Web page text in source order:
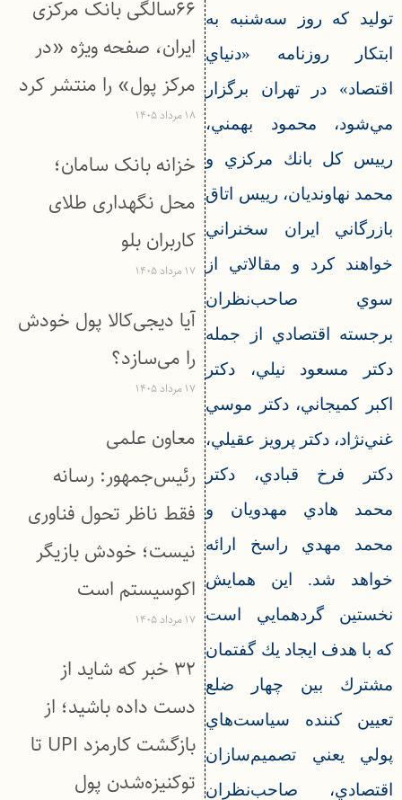
توليد كه روز سه‌شنبه به
ابتكار روزنامه «دنياي
اقتصاد» در تهران برگزار
مي‌شود، محمود بهمني،
رييس كل بانك مركزي و
محمد نهاونديان، رييس اتاق
بازرگاني ايران سخنراني
خواهند كرد و مقالاتي از
سوي صاحب‌نظران
برجسته اقتصادي از جمله
دكتر مسعود نيلي، دكتر
اكبر كميجاني، دكتر موسي
غني‌نژاد، دكتر پرويز عقيلي،
دكتر فرخ قبادي، دكتر
محمد هادي مهدويان و
محمد مهدي راسخ ارائه
خواهد شد. اين همايش
نخستين گردهمايي است
كه با هدف ايجاد يك گفتمان
مشترك بين چهار ضلع
تعيين كننده سياست‌هاي
پولي يعني تصميم‌سازان
اقتصادي، صاحب‌نظران
۶۶سالگی بانک مرکزی
ایران، صفحه ویژه «در
مرکز پول» را منتشر کرد
۱۸ مرداد ۱۴۰۵
خزانه بانک سامان؛
محل نگهداری طلای
کاربران بلو
۱۷ مرداد ۱۴۰۵
آیا دیجی‌کالا پول خودش
را می‌سازد؟
۱۷ مرداد ۱۴۰۵
معاون علمی
رئیس‌جمهور: رسانه
فقط ناظر تحول فناوری
نیست؛ خودش بازیگر
اکوسیستم است
۱۷ مرداد ۱۴۰۵
۳۲ خبر که شاید از
دست داده باشید؛ از
بازگشت کارمزد UPI تا
توکنیزه‌شدن پول